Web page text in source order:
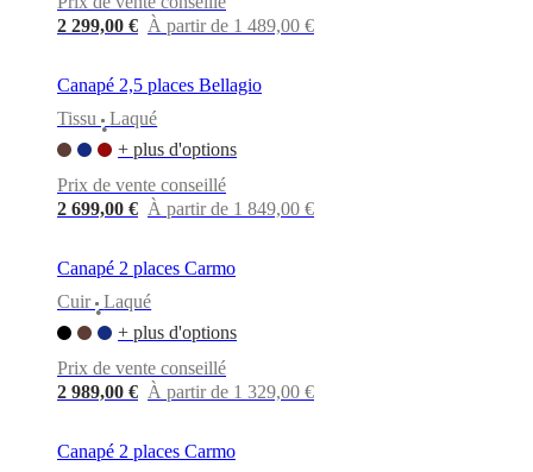
qualitéRencontre
designersPersonnalisationCarrières
d’accessibilité Devenir
franchiséProfessionalsTrade
ProgramProjectsArticles
2 299,00 € À partir de 1 489,00 €
Canapé 2,5 places Bellagio
Tissu
•
Laqué
+ plus d'options
Prix de vente conseillé
2 699,00 € À partir de 1 849,00 €
Canapé 2 places Carmo
Cuir
•
Laqué
+ plus d'options
Prix de vente conseillé
2 989,00 € À partir de 1 329,00 €
Canapé 2 places Carmo